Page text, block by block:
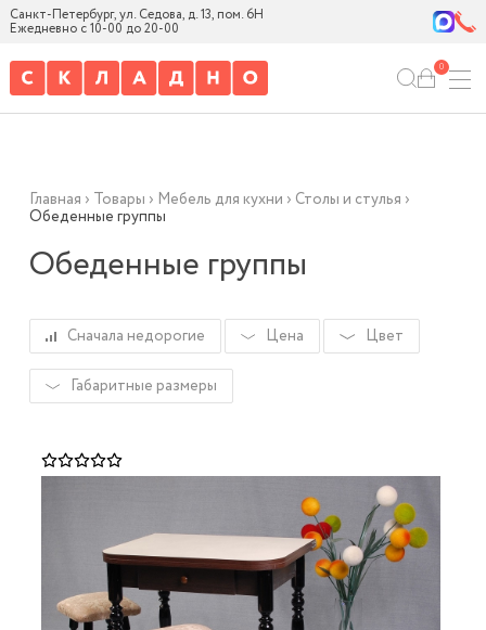
Санкт-Петербург, ул. Седова, д. 13, пом. 6Н
Ежедневно с 10-00 до 20-00
0
Главная › Товары › Мебель для кухни › Столы и стулья ›
Обеденные группы
Обеденные группы
Сначала недорогие Цена Цвет
Габаритные размеры